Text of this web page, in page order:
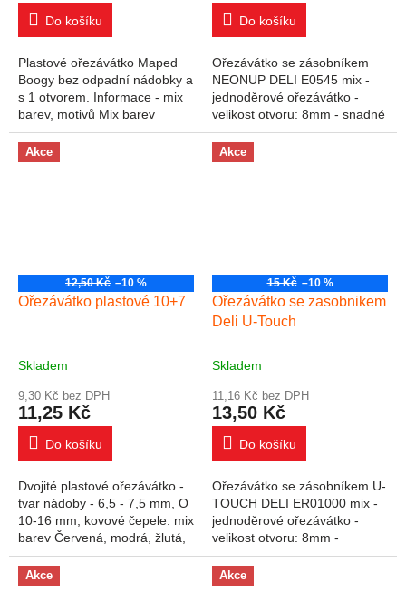
Do košíku
Plastové ořezávátko Maped
Boogy bez odpadní nádobky a
s 1 otvorem. Informace - mix
barev, motivů Mix barev
Ořezávátka jsou dodávána v
mixu barev Cena za 1ks
Do košíku
Ořezávátko se zásobníkem
NEONUP DELI E0545 mix -
jednoděrové ořezávátko -
velikost otvoru: 8mm - snadné
ořezávání - zásobník na
odřezky - materiál: plast - mix
barev
Akce
12,50 Kč –10 %
Ořezávátko plastové 10+7
Skladem
9,30 Kč bez DPH
11,25 Kč
Do košíku
Dvojité plastové ořezávátko -
tvar nádoby - 6,5 - 7,5 mm, O
10-16 mm, kovové čepele. mix
barev Červená, modrá, žlutá,
zelená barva plastu. Potisk
KOH-I-NOOR ve stříbrné
barvě....
Akce
15 Kč –10 %
Ořezávátko se zasobnikem
Deli U-Touch
Skladem
11,16 Kč bez DPH
13,50 Kč
Do košíku
Ořezávátko se zásobníkem U-
TOUCH DELI ER01000 mix -
jednoděrové ořezávátko -
velikost otvoru: 8mm -
zásobník na odřezky - snadné
ořezávání
Akce Akce